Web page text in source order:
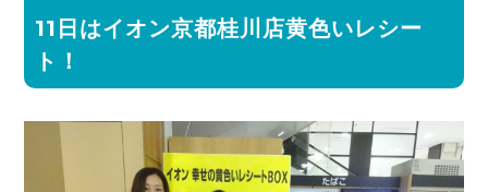
11日はイオン京都桂川店黄色いレシー
ト！